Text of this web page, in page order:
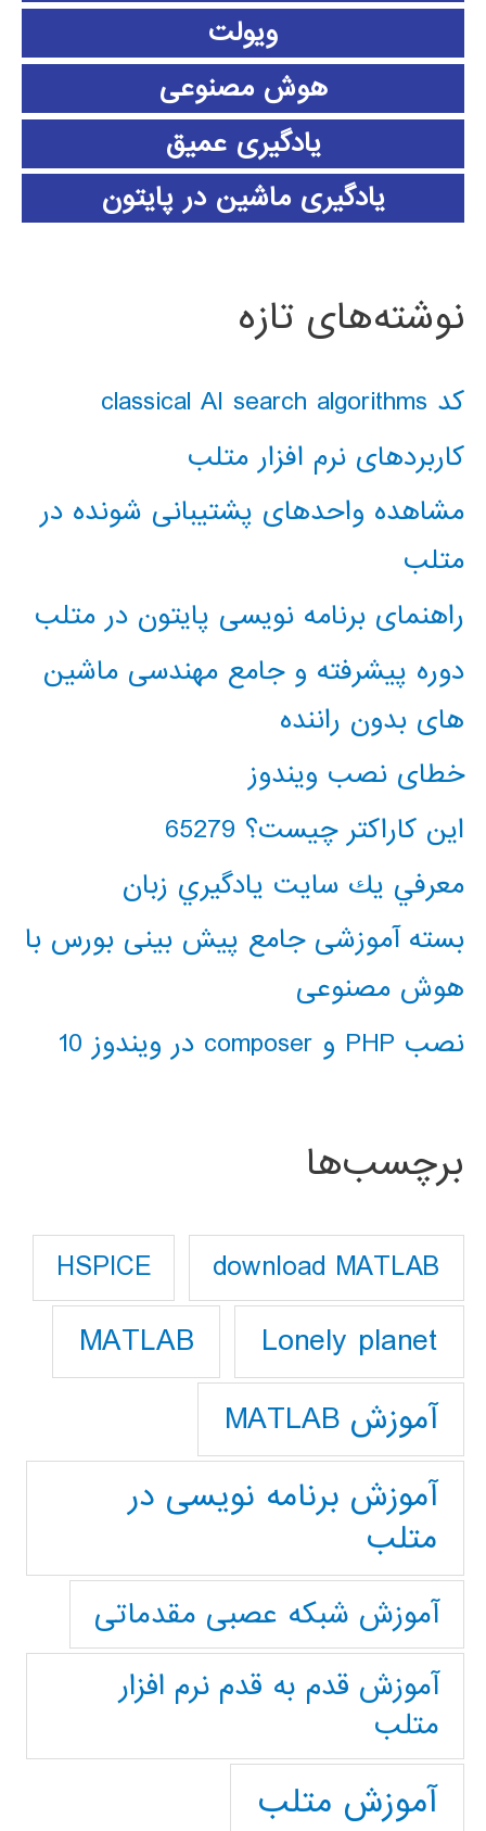
ویولت
هوش مصنوعی
یادگیری عمیق
یادگیری ماشین در پایتون
نوشته‌های تازه
کد classical AI search algorithms
کاربردهای نرم افزار متلب
مشاهده واحدهای پشتیبانی شونده در
متلب
راهنمای برنامه نویسی پایتون در متلب
دوره پیشرفته و جامع مهندسی ماشین
های بدون راننده
خطای نصب ویندوز
این کاراکتر چیست؟ 65279
معرفي يك سايت يادگيري زبان
بسته آموزشی جامع پیش بینی بورس با
هوش مصنوعی
نصب PHP و composer در ویندوز 10
برچسب‌ها
download MATLAB
HSPICE
Lonely planet
MATLAB
آموزش MATLAB
آموزش برنامه نویسی در
متلب
آموزش شبکه عصبی مقدماتی
آموزش قدم به قدم نرم افزار
متلب
آموزش متلب